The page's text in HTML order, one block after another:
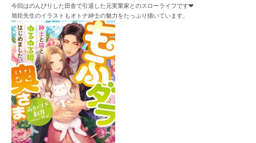
今回はのんびりした田舎で引退した元実業家とのスローライフです❤
旭炬先生のイラストもオトナ紳士の魅力をたっぷり描いています。